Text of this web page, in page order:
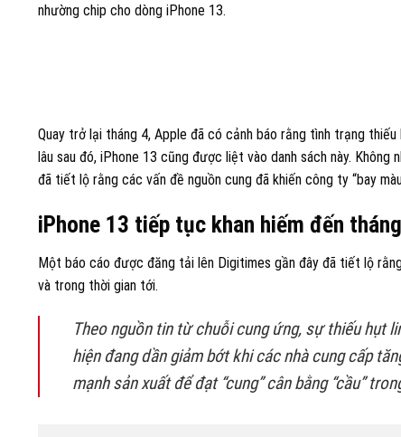
nhường chip cho dòng iPhone 13.
Quay trở lại tháng 4, Apple đã có cảnh báo rằng tình trạng
lâu sau đó, iPhone 13 cũng được liệt vào danh sách này.
đã tiết lộ rằng các vấn đề nguồn cung đã khiến công ty “bay
iPhone 13 tiếp tục khan hiếm đến
Một báo cáo được đăng tải lên Digitimes gần đây đã tiết lộ
và trong thời gian tới.
Theo nguồn tin từ chuỗi cung ứng, sự thiếu hụt
hiện đang dần giảm bớt khi các nhà cung cấp
mạnh sản xuất để đạt “cung” cân bằng “cầu”